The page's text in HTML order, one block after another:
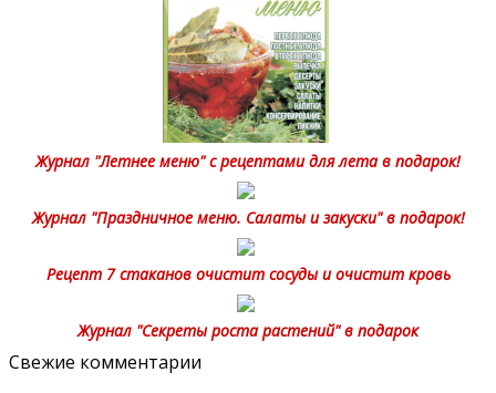
Журнал "Летнее меню" с рецептами для лета в подарок!
Журнал "Праздничное меню. Салаты и закуски" в подарок!
Рецепт 7 стаканов очистит сосуды и очистит кровь
Журнал "Секреты роста растений" в подарок
Свежие комментарии